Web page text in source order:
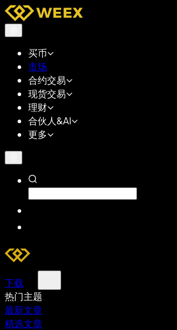
买币
市场
合约交易
现货交易
理财
合伙人&AI
更多
下载
热门主题
最新文章
精选文章